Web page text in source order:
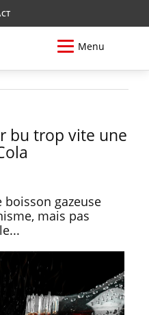
Menu
bu trop vite une
boisson gazeuse
mais pas